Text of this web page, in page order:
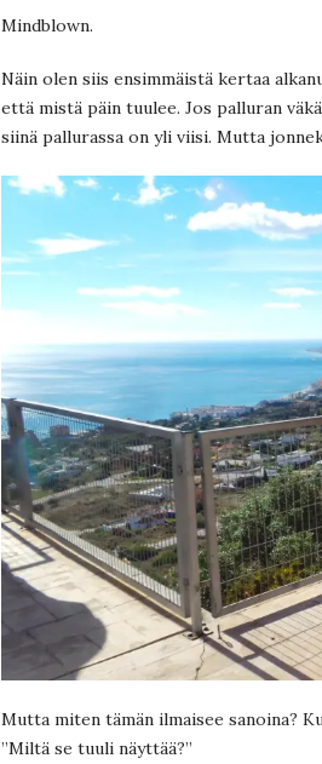
Mindblown.
Näin olen siis ensimmäistä kertaa
että mistä päin tuulee. Jos palluran
siinä pallurassa on yli viisi. Mutta
Mutta miten tämän ilmaisee sanoina?
”Miltä se tuuli näyttää?”